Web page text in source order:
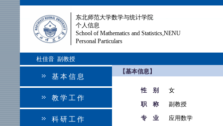
东北师范大学数学与统计学院
个人信息
School of Mathematics and Statistics,NENU
Personal Particulars
杜佳音 副教授
基本信息
教学工作
科研工作
【基本信息】
性 别
女
职 称
副教授
专 业
应用数学